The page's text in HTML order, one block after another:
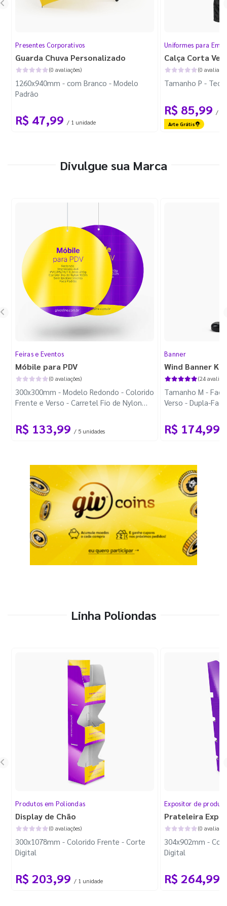
Presentes Corporativos
Guarda Chuva Personalizado
(0 avaliações)
1260x940mm - com Branco - Modelo
Padrão
R$ 47,99 / 1 unidade
Uniformes para
Calça Corta
(0
Tamanho P -
R$ 85,99 / 1
Arte Grátis
Divulgue sua Marca
Feiras e Eventos
Móbile para PDV
(0 avaliações)
300x300mm - Modelo Redondo - Colorido
Frente e Verso - Carretel Fio de Nylon
R$ 133,99 / 5 unidades
Banner
Wind Banner
(24
Tamanho M -
Verso - Dupla-
R$ 174,99
Linha Poliondas
Produtos em Poliondas
Display de Chão
(0 avaliações)
300x1078mm - Colorido Frente - Corte
Digital
R$ 203,99 / 1 unidade
Expositor de
Prateleira
(0
304x902mm -
Digital
R$ 264,99